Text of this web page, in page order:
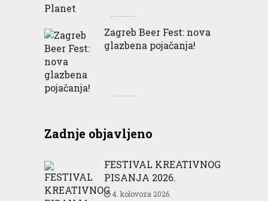
Zagreb Beer Fest: nova
glazbena pojačanja!
Zadnje objavljeno
FESTIVAL KREATIVNOG
PISANJA 2026.
4. kolovoza 2026.